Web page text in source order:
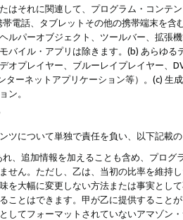
はそれに関連して、プログラム・コンテ
帯電話、タブレットその他の携帯端末を
ルパーオブジェクト、ツールバー、拡張
バイル・アプリは除きます。(b) あらゆ
オプレイヤー、ブルーレイプレイヤー、
ターネットアプリケーション等）。(c)
ン。
ツについて単独で責任を負い、以下記載
、追加情報を加えることも含め、プロ
せん。ただし、乙は、当初の比率を維持
を大幅に変更しない方法または事実とし
ことはできます。甲が乙に提供すること
してフォーマットされていないアマゾン